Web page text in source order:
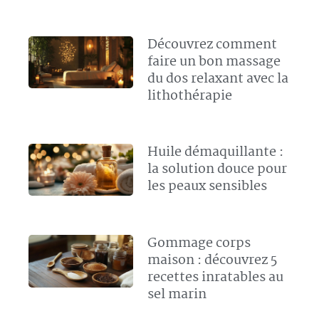
Découvrez comment
faire un bon massage
du dos relaxant avec la
lithothérapie
Huile démaquillante :
la solution douce pour
les peaux sensibles
Gommage corps
maison : découvrez 5
recettes inratables au
sel marin